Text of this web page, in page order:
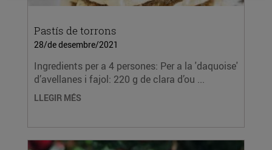
Pastís de torrons
28/de desembre/2021
Ingredients per a 4 persones: Per a la 'daquoise'
d’avellanes i fajol: 220 g de clara d’ou ...
LLEGIR MÉS